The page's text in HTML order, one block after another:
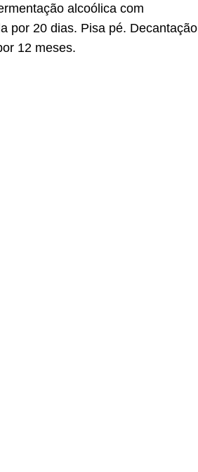
alcoólica com
por 20 dias. Pisa pé. Decantação
12 meses.